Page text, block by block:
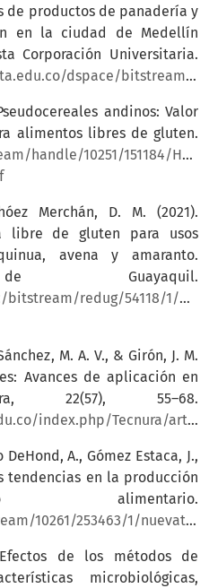
de productos de panadería y
en la ciudad de Medellín
Corporación Universitaria.
bitstream/10567/3324/1/1039467283.pdf
andinos: Valor
alimentos libres de gluten.
handle/10251/151184/
Merchán, D. M. (2021).
libre de gluten para usos
avena y amaranto.
Guayaquil.
redug/54118/1/
M. A. V., & Girón, J. M.
Avances de aplicación en
22(57), 55–68.
Tecnura/article/view/12178/14233
A., Gómez Estaca, J.,
tendencias en la producción
253463/1/nuevatendealimen.pdf
de los métodos de
microbiológicas,